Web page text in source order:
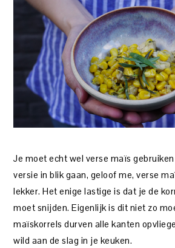
Je moet echt wel verse maïs
versie in blik gaan, geloof me, verse
lekker. Het enige lastige is dat je de
moet snijden. Eigenlijk is dit niet zo
maïskorrels durven alle kanten
wild aan de slag in je keuken.